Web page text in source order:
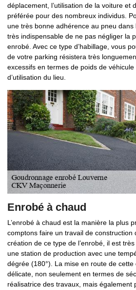
déplacement, l’utilisation de la voiture et
préférée pour des nombreux individus.
une très bonne adhérence au pneu
très indispensable de ne pas négliger la
enrobé. Avec ce type d’habillage, vous
de votre parking résistera très
excessifs en termes de poids de
d’utilisation du lieu.
Enrobé à chaud
L’enrobé à chaud est la manière la plus
comptons faire un travail de construction
création de ce type de l’enrobé, il est
une station de production avec une
dégrée (180°). La mise en route de
délicate, non seulement en termes de
réalisatrice des travaux, mais également